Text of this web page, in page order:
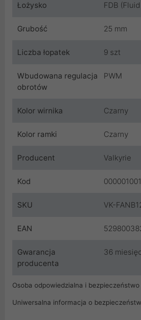
Łożysko FDB
Grubość 25 mm
Liczba łopatek 9 szt
Wbudowana regulacja
obrotów
PWM
Kolor wirnika Czarny
Kolor ramki Czarny
Producent Valkyrie
Kod
SKU VK-
EAN
Gwarancja
producenta
36
Osoba odpowiedzialna i bezpieczeństwo
Uniwersalna informacja o